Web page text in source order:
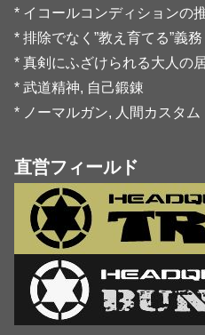
* イコールコンディションの
* 排除でなく”教え育てる”義務
* 真剣にふざけられる大人の
* 武道精神, 自己鍛錬
* ノーマルガン, 人間カスタム
直営フィールド